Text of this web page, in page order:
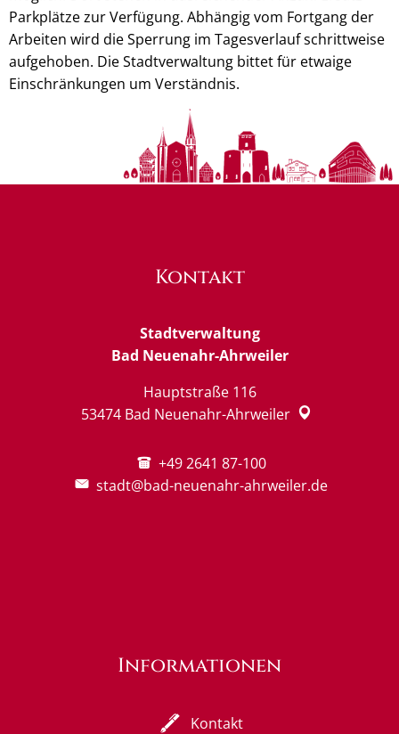
Parkplätze zur Verfügung. Abhängig vom Fortgang der
Arbeiten wird die Sperrung im Tagesverlauf schrittweise
aufgehoben. Die Stadtverwaltung bittet für etwaige
Einschränkungen um Verständnis.
Kontakt
Stadtverwaltung
Bad Neuenahr-Ahrweiler
Hauptstraße 116
53474 Bad Neuenahr-Ahrweiler
+49 2641 87-100
stadt@bad-neuenahr-ahrweiler.de
Informationen
Kontakt